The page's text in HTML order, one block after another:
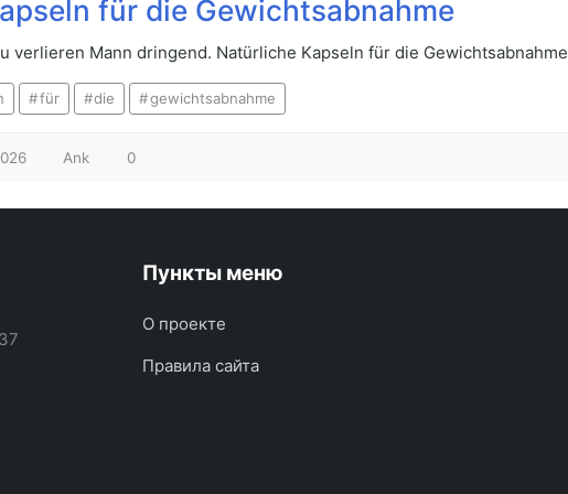
für die Gewichtsabnahme
verlieren Mann dringend. Natürliche Kapseln für die Gewichtsabnahme
für die gewichtsabnahme
Ank 0
Пункты меню
О проекте
Правила сайта